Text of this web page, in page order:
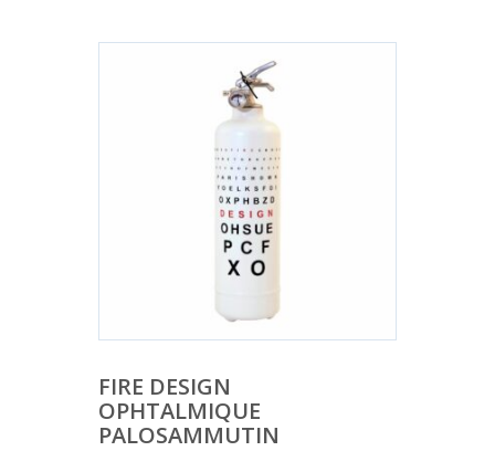
FIRE DESIGN
OPHTALMIQUE
PALOSAMMUTIN